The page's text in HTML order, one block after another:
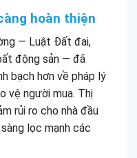
hoàn thiện
— Luật Đất đai,
động sản — đã
bạch hơn về pháp lý
vệ người mua. Thị
rủi ro cho nhà đầu
lọc mạnh các